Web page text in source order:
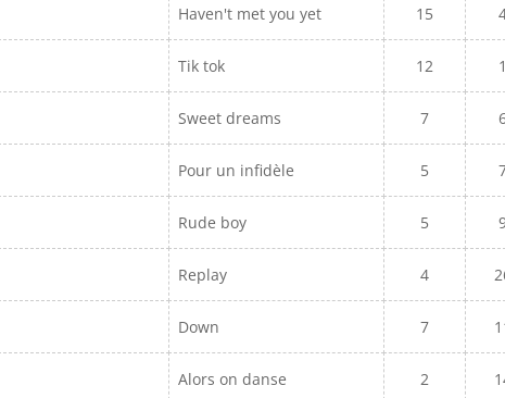
Haven't met you yet 15
Tik tok 12 1
Sweet dreams 7
Pour un infidèle 5
Rude boy 5
Replay 4
Down 7
Alors on danse 2